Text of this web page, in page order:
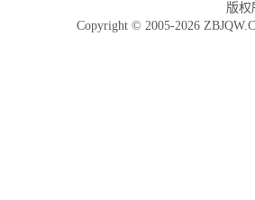
版权
Copyright © 2005-2026